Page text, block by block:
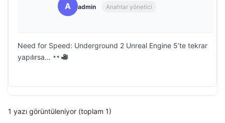
A admin Anahtar yönetici
Need for Speed: Underground 2 Unreal Engine 5’te tekrar
yapılırsa…
1 yazı görüntüleniyor (toplam 1)